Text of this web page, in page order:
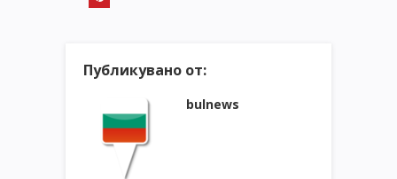
Публикувано от:
bulnews